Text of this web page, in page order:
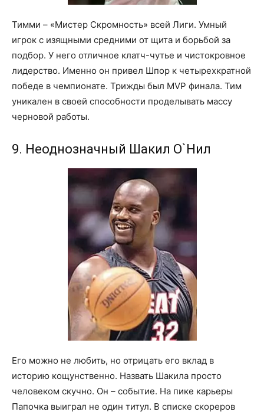
Тимми – «Мистер Скромность» всей Лиги. Умный
игрок с изящными средними от щита и борьбой за
подбор. У него отличное клатч-чутье и чистокровное
лидерство. Именно он привел Шпор к четырехкратной
победе в чемпионате. Трижды был MVP финала. Тим
уникален в своей способности проделывать массу
черновой работы.
9. Неоднозначный Шакил О`Нил
Его можно не любить, но отрицать его вклад в
историю кощунственно. Назвать Шакила просто
человеком скучно. Он – событие. На пике карьеры
Папочка выиграл не один титул. В списке скореров